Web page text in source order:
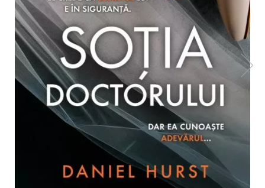
Accesorii școlare
Coperți caiete si cărți
Etichete școlare
Carnete pentru elevi
Lupe și articole educative
Foarfece școlare
Globuri pământești
Cutii sandwich și caserole
Umbrele pentru copii
Pahare și sticle pentru scoală
Cutii pentru depozitare